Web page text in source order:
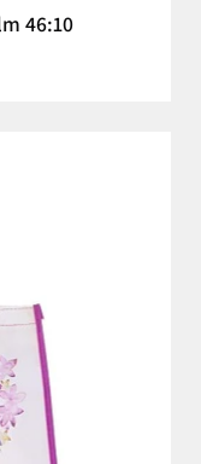
46:10